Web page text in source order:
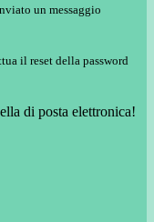
un messaggio
il reset della password
di posta elettronica!